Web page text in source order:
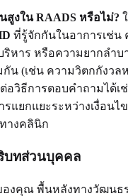
งใน RAADS หรือไม่?
ที่รู้จักกันในอาการเช่น
หาร หรือความยากลำบ
กัน (เช่น ความวิตกกังวล
อวิธีการตอบคำถามได้เ
แยกแยะระหว่างเงื่อนไ
างคลินิก
บทส่วนบุคคล
งคุณ พื้นหลังทางวัฒนธ